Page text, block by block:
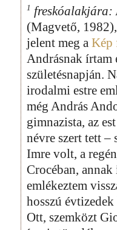
1 freskóalakjára:
(Magvető,
jelent meg a Kép
Andrásnak írtam
születésnapján.
irodalmi estre
még András
gimnazista, az
névre szert tett –
Imre volt, a
Crocéban,
emlékeztem
hosszú
Ott, szemközt